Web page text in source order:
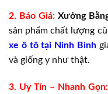
2. Báo Giá: Xưởng
sản phẩm chất lượng
xe ô tô tại Ninh Bình
và giống y như thật.
3. Uy Tín – Nhanh Gọn: